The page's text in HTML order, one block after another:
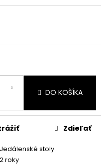
DO KOŠÍKA
Jedálenské stoly
2 roky
Zdieľať